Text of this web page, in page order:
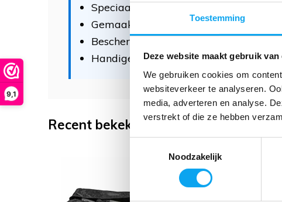
Toestemming
Deze website maakt gebruik van
We gebruiken cookies om
websiteverkeer te analyseren.
media, adverteren en analyse.
verstrekt of die ze hebben
Noodzakelijk
9,1
Speciaal ontworpen voor de Track
Gemaakt van stevig, slijtvast materiaal
Beschermt tegen vuil, vocht en
Handige draagriemen en ritssluiting
Recent bekeken